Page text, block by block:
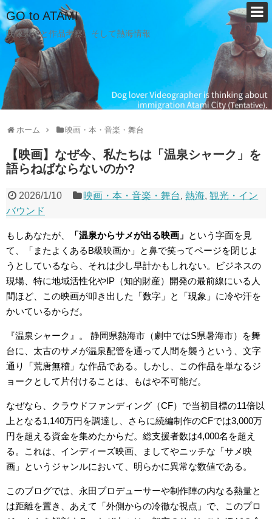
GO to ATAMI
映像製作と作品考察、そして熱海情報
ホーム 映画・本・音楽・舞台
【映画】なぜ今、私たちは「温泉シャーク」を
語らねばならないのか?
2026/1/10 映画・本・音楽・舞台,熱海,観光・イン
バウンド
もしあなたが、 「温泉からサメが出る映画」 という字面を見
て、「またよくあるB級映画か」と鼻で笑ってページを閉じよ
うとしているなら、それは少し早計かもしれない。ビジネスの
現場、特に地域活性化やIP（知的財産）開発の最前線にいる人
間ほど、この映画が叩き出した「数字」と「現象」に冷や汗を
かいているからだ。
『温泉シャーク』。 静岡県熱海市（劇中ではS県暑海市）を舞
台に、太古のサメが温泉配管を通って人間を襲うという、文字
通り「荒唐無稽」な作品である。しかし、この作品を単なるジ
ョークとして片付けることは、もはや不可能だ。
なぜなら、クラウドファンディング（CF）で当初目標の11倍以
上となる1,140万円を調達し、さらに続編制作のCFでは3,000万
円を超える資金を集めたからだ。総支援者数は4,000名を超え
る。これは、インディーズ映画、ましてやニッチな「サメ映
画」というジャンルにおいて、明らかに異常な数値である。
このブログでは、永田プロデューサーや制作陣の内なる熱量と
は距離を置き、あえて「外側からの冷徹な視点」で、このプロ